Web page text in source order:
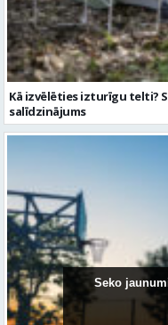
Kā izvēlēties izturīgu telti?
salīdzinājums
Seko